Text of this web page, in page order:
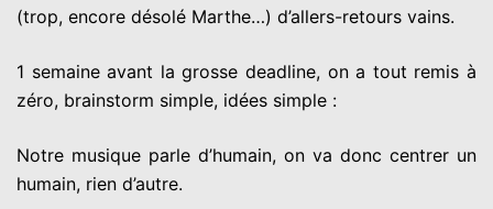
(trop, encore désolé Marthe…) d’allers-retours vains.
1 semaine avant la grosse deadline, on a tout remis à
zéro, brainstorm simple, idées simple :
Notre musique parle d’humain, on va donc centrer un
humain, rien d’autre.